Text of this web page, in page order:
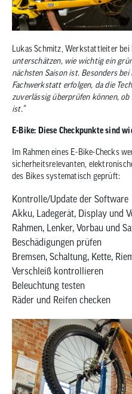
Lukas Schmitz, Werkstattleiter
unterschätzen, wie wichtig ein
nächsten Saison ist. Besonders
Fachwerkstatt erfolgen, da die
zuverlässig überprüfen können,
ist.“
E-Bike: Diese Checkpunkte sind
Im Rahmen eines E-Bike-Checks
sicherheitsrelevanten,
des Bikes systematisch geprüft:
Kontrolle/Update der Software
Akku, Ladegerät, Display und
Rahmen, Lenker, Vorbau und
Beschädigungen prüfen
Bremsen, Schaltung, Kette,
Verschleiß kontrollieren
Beleuchtung testen
Räder und Reifen checken